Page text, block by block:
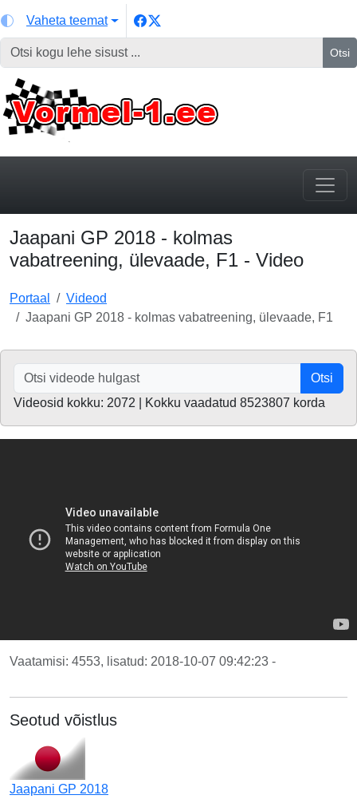
Vaheta teemat
Otsi
Jaapani GP 2018 - kolmas
vabatreening, ülevaade, F1 - Video
Portaal
Videod
Jaapani GP 2018 - kolmas vabatreening, ülevaade, F1
Otsi
Videosid kokku: 2072 | Kokku vaadatud 8523807 korda
Vaatamisi: 4553, lisatud: 2018-10-07 09:42:23 -
Seotud võistlus
Jaapani GP 2018